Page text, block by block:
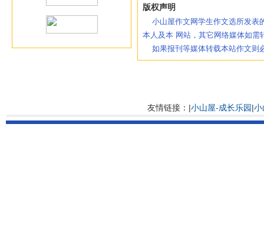
版权声明
小山屋作文网学生作文选所发表
本人及本 网站，其它网络媒体如需
如果报刊等媒体转载本站作文则
友情链接：|小山屋-成长乐园|小